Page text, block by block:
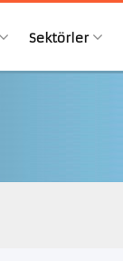
Sektörler